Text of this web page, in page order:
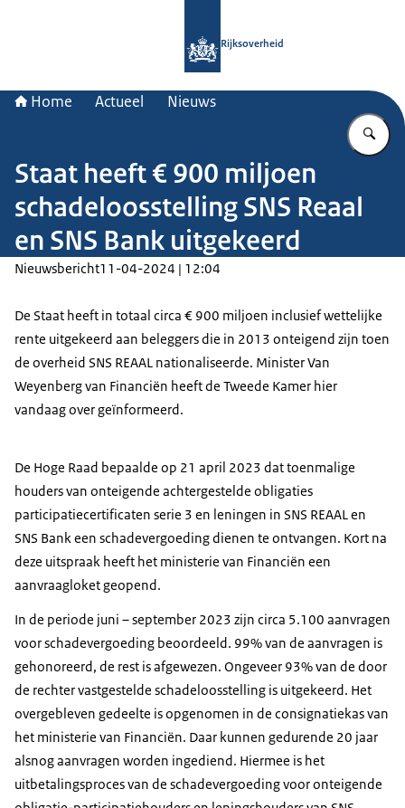
Rijksoverheid
Home Actueel Nieuws
Staat heeft € 900 miljoen
schadeloosstelling SNS Reaal
en SNS Bank uitgekeerd
Nieuwsbericht11-04-2024 | 12:04
De Staat heeft in totaal circa € 900 miljoen inclusief wettelijke
rente uitgekeerd aan beleggers die in 2013 onteigend zijn toen
de overheid SNS REAAL nationaliseerde. Minister Van
Weyenberg van Financiën heeft de Tweede Kamer hier
vandaag over geïnformeerd.
De Hoge Raad bepaalde op 21 april 2023 dat toenmalige
houders van onteigende achtergestelde obligaties
participatiecertificaten serie 3 en leningen in SNS REAAL en
SNS Bank een schadevergoeding dienen te ontvangen. Kort na
deze uitspraak heeft het ministerie van Financiën een
aanvraagloket geopend.
In de periode juni – september 2023 zijn circa 5.100 aanvragen
voor schadevergoeding beoordeeld. 99% van de aanvragen is
gehonoreerd, de rest is afgewezen. Ongeveer 93% van de door
de rechter vastgestelde schadeloosstelling is uitgekeerd. Het
overgebleven gedeelte is opgenomen in de consignatiekas van
het ministerie van Financiën. Daar kunnen gedurende 20 jaar
alsnog aanvragen worden ingediend. Hiermee is het
uitbetalingsproces van de schadevergoeding voor onteigende